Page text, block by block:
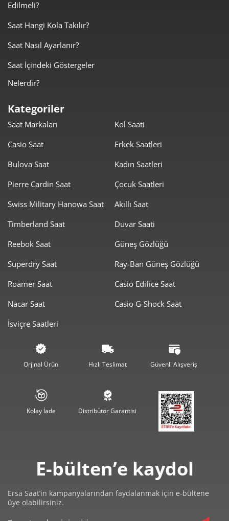
Edilmeli?
Saat Hangi Kola Takılır?
Saat Nasıl Ayarlanır?
Saat İçindeki Göstergeler
Nelerdir?
Kategoriler
Saat Markaları
Casio Saat
Bulova Saat
Pierre Cardin Saat
Swiss Military Hanowa Saat
Timberland Saat
Reebok Saat
Superdry Saat
Roamer Saat
Nacar Saat
İsviçre Saatleri
Kol Saati
Erkek Saatleri
Kadın Saatleri
Çocuk Saatleri
Akıllı Saat
Duvar Saati
Güneş Gözlüğü
Ray-Ban Güneş Gözlüğü
Casio Edifice Saat
Casio G-Shock Saat
Orjinal Ürün Hızlı Teslimat Güvenli Alışveriş
Kolay İade Distribütör Garantisi
E-bülten’e kaydol
Ersa Saat’in kampanyalarından faydalanmak için e-bültene
üye olabilirsiniz.